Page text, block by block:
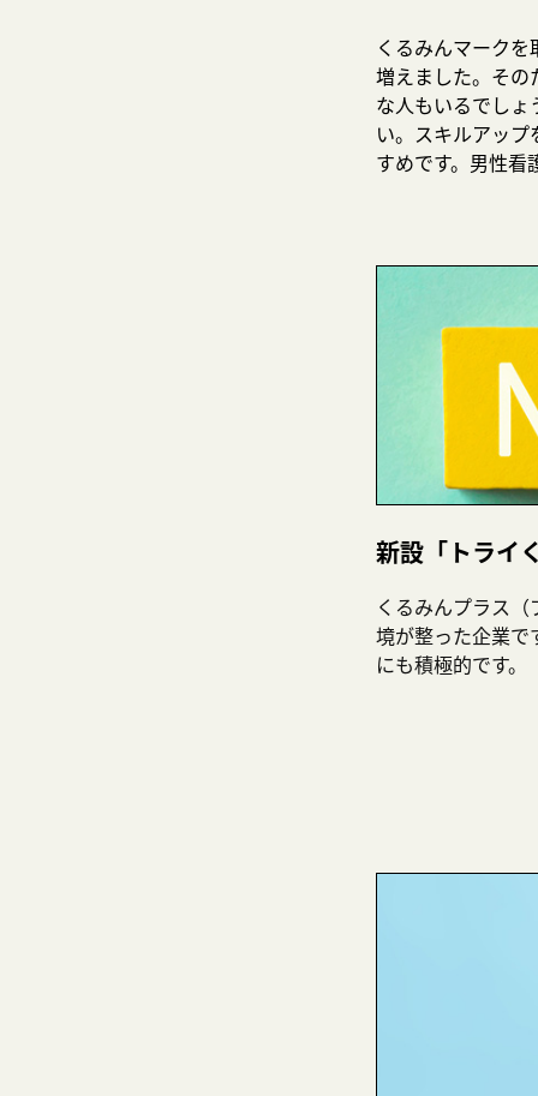
くるみんマーク
増えました。その
な人もいるでし
い。スキルアッ
すめです。男性看
新設「トライ
くるみんプラス
境が整った企業で
にも積極的です。